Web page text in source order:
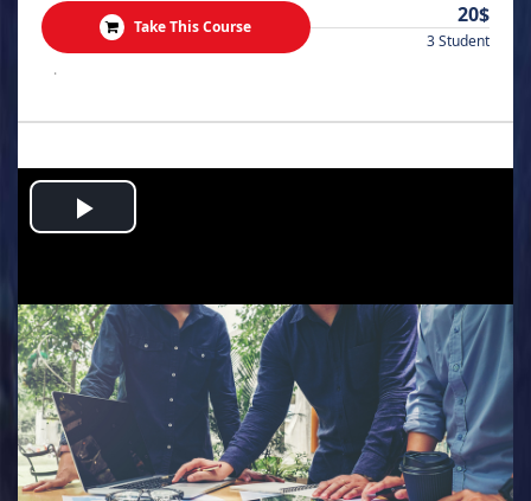
Take This Course 20$
3 Student
.
Play